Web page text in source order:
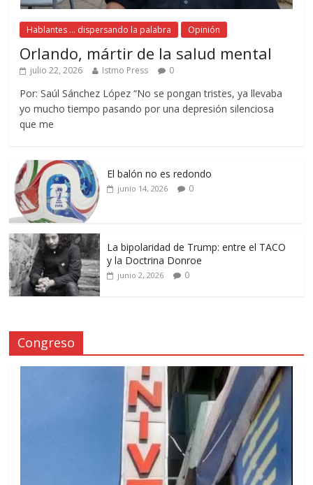
Hablantes ... dispersando la palabra Opinión
Orlando, mártir de la salud mental
julio 22, 2026 Istmo Press 0
Por: Saúl Sánchez López “No se pongan tristes, ya llevaba
yo mucho tiempo pasando por una depresión silenciosa
que me
El balón no es redondo
junio 14, 2026 0
La bipolaridad de Trump: entre el TACO
y la Doctrina Donroe
junio 2, 2026 0
Congreso